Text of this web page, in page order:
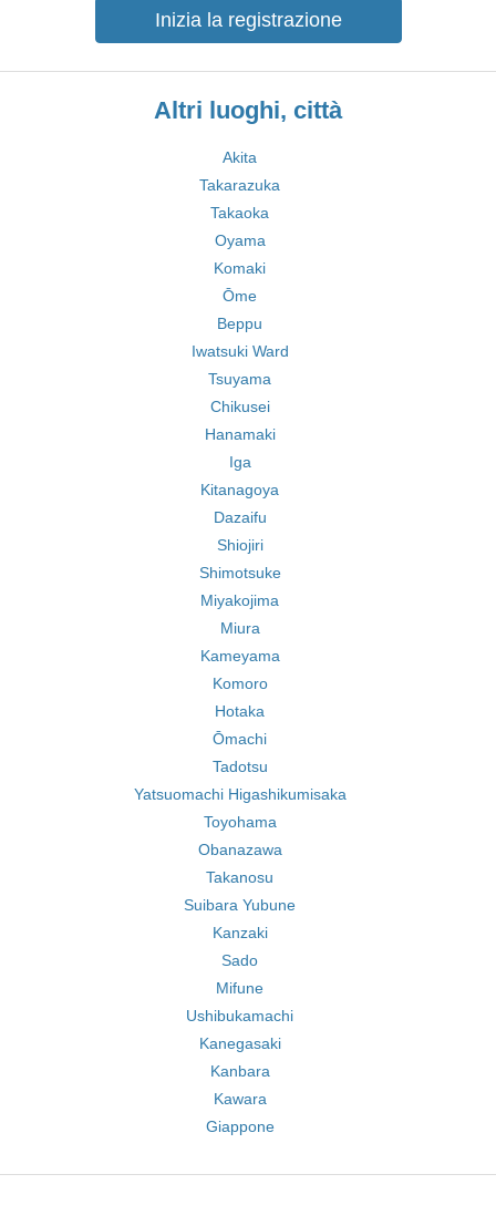
Inizia la registrazione
Altri luoghi, città
Akita
Takarazuka
Takaoka
Oyama
Komaki
Ōme
Beppu
Iwatsuki Ward
Tsuyama
Chikusei
Hanamaki
Iga
Kitanagoya
Dazaifu
Shiojiri
Shimotsuke
Miyakojima
Miura
Kameyama
Komoro
Hotaka
Ōmachi
Tadotsu
Yatsuomachi Higashikumisaka
Toyohama
Obanazawa
Takanosu
Suibara Yubune
Kanzaki
Sado
Mifune
Ushibukamachi
Kanegasaki
Kanbara
Kawara
Giappone